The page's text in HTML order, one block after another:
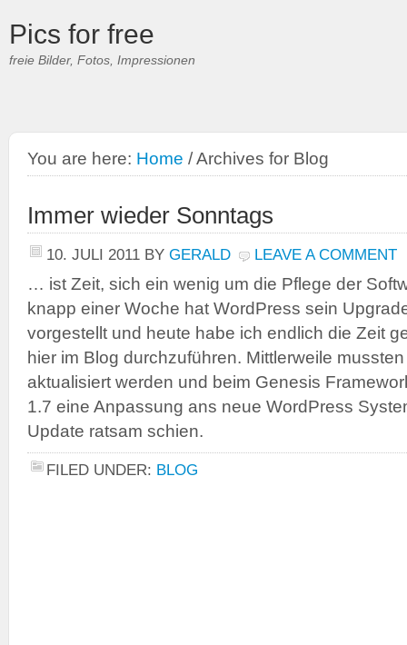
Pics for free
freie Bilder, Fotos, Impressionen
You are here: Home /Archives for Blog
Immer wieder Sonntags
10. JULI 2011 BY GERALD LEAVE A COMMENT
… ist Zeit, sich ein wenig um die Pflege der
knapp einer Woche hat WordPress sein
vorgestellt und heute habe ich endlich die Zeit
hier im Blog durchzuführen. Mittlerweile
aktualisiert werden und beim Genesis
1.7 eine Anpassung ans neue WordPress
Update ratsam schien.
FILED UNDER: BLOG